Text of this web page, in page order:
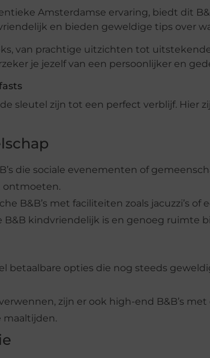
Amsterdamse ervaring, biedt dit
en bieden geweldige tips over
van prachtige uitzichten tot
je jezelf van een persoonlijker en
sleutel zijn tot een perfect verblijf. Hier
die sociale evenementen of
ontmoeten.
B&B’s met faciliteiten zoals jacuzzi’s of
B&B kindvriendelijk is en genoeg ruimte
betaalbare opties die nog steeds
zijn er ook high-end B&B’s
maaltijden.